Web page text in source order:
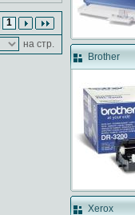
1
на стр.
Brother
Xerox